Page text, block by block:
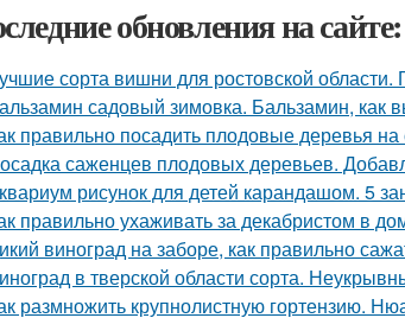
обновления на сайте:
сорта вишни для ростовской
садовый зимовка. Бальзамин, как
правильно посадить плодовые деревья
саженцев плодовых деревьев.
рисунок для детей карандашом. 5
правильно ухаживать за декабристом в
виноград на заборе, как правильно
в тверской области сорта.
размножить крупнолистную гортензию.